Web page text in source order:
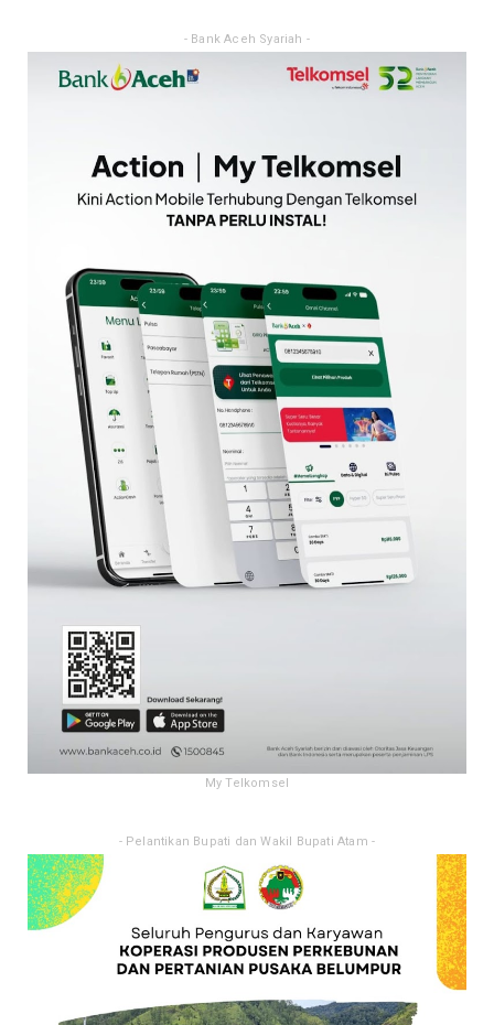
- Bank Aceh Syariah -
My Telkomsel
- Pelantikan Bupati dan Wakil Bupati Atam -